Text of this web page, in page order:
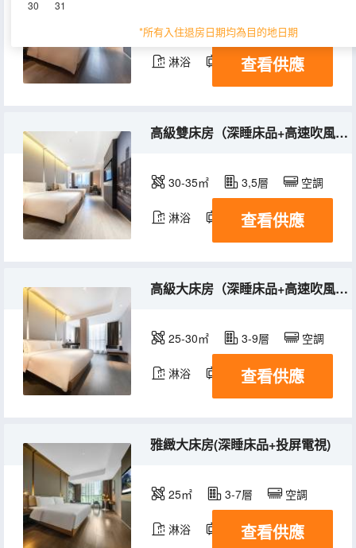
30 31
*所有入住退房日期均為目的地日期
30-35㎡ 3-9層
淋浴 電視機 冰箱
查看供應
高級雙床房（深睡床品+高速吹風機）
30-35㎡ 3,5層 空調
淋浴 電視機
查看供應
高級大床房（深睡床品+高速吹風機+煙火氣息）
25-30㎡ 3-9層 空調
淋浴 電視機
查看供應
雅緻大床房(深睡床品+投屏電視)
25㎡ 3-7層 空調
淋浴 電視機
查看供應